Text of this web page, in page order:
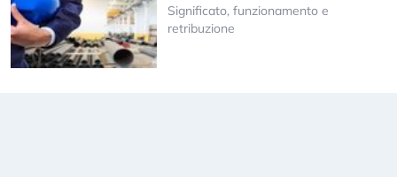
Significato, funzionamento e
retribuzione